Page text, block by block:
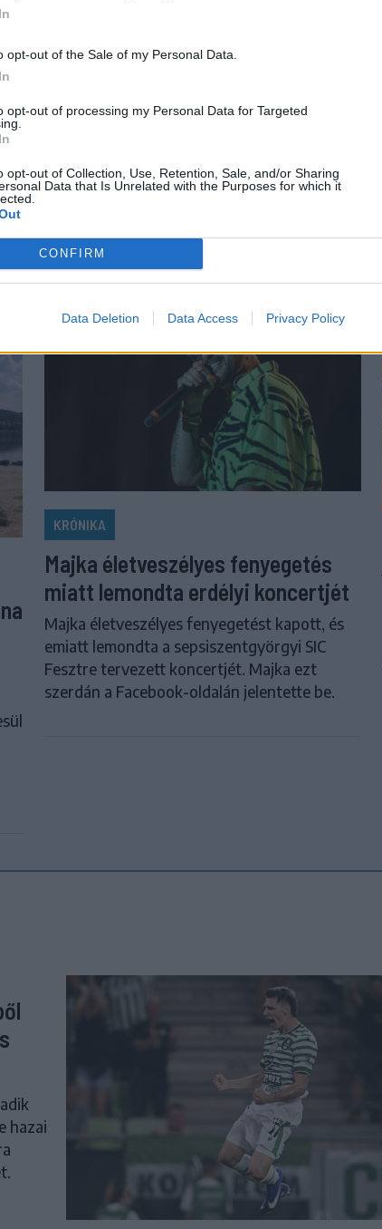
opt-out of the Sale of my Personal Data.
opt-out of processing my Personal Data for Targeted
opt-out of Collection, Use, Retention, Sale, and/or Sharing
Data that Is Unrelated with the Purposes for which it
CONFIRM
Data Deletion Data Access Privacy Policy
OSK és az FK Csíkszereda kilóg a
A labdarúgó Szuperliga 2026–2027-es
mezének legértékesebb reklámfelületén. A
kivételek közé tartozik a Sepsi OSK és az FK
KRÓNIKA
Majka életveszélyes fenyegetés
miatt lemondta erdélyi koncertjét
Majka életveszélyes fenyegetést kapott, és
emiatt lemondta a sepsiszentgyörgyi SIC
Fesztre tervezett koncertjét. Majka ezt
szerdán a Facebook-oldalán jelentette be.
hazai